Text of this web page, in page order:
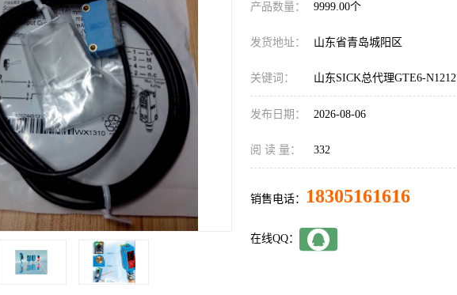
产品数量： 9999.00个
发货地址： 山东省青岛城阳区
关键词： 山东SICK总代理GTE6-N1212
发布日期： 2026-08-06
阅 读 量： 332
销售电话： 18305161616
在线QQ：